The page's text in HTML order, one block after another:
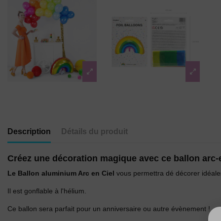
Description Détails du produit
Créez une décoration magique avec ce ballon arc-
Le Ballon aluminium Arc en Ciel vous permettra dé décorer
Il est gonflable à l'hélium.
Ce ballon sera parfait pour un anniversaire ou autre évènement !